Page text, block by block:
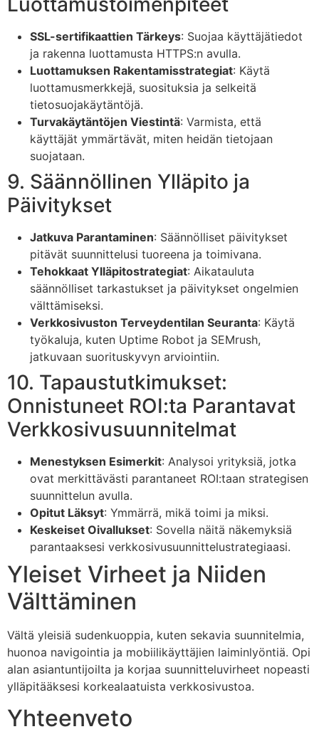
SSL-sertifikaattien Tärkeys: Suojaa käyttäjätiedot
ja rakenna luottamusta HTTPS:n avulla.
Luottamuksen Rakentamisstrategiat: Käytä
luottamusmerkkejä, suosituksia ja selkeitä
tietosuojakäytäntöjä.
Turvakäytäntöjen Viestintä: Varmista, että
käyttäjät ymmärtävät, miten heidän tietojaan
suojataan.
9. Säännöllinen Ylläpito ja
Päivitykset
Jatkuva Parantaminen: Säännölliset päivitykset
pitävät suunnittelusi tuoreena ja toimivana.
Tehokkaat Ylläpitostrategiat: Aikatauluta
säännölliset tarkastukset ja päivitykset ongelmien
välttämiseksi.
Verkkosivuston Terveydentilan Seuranta: Käytä
työkaluja, kuten Uptime Robot ja SEMrush,
jatkuvaan suorituskyvyn arviointiin.
10. Tapaustutkimukset:
Onnistuneet ROI:ta Parantavat
Verkkosivusuunnitelmat
Menestyksen Esimerkit: Analysoi yrityksiä, jotka
ovat merkittävästi parantaneet ROI:taan strategisen
suunnittelun avulla.
Opitut Läksyt: Ymmärrä, mikä toimi ja miksi.
Keskeiset Oivallukset: Sovella näitä näkemyksiä
parantaaksesi verkkosivusuunnittelustrategiaasi.
Yleiset Virheet ja Niiden
Välttäminen
Vältä yleisiä sudenkuoppia, kuten sekavia suunnitelmia,
huonoa navigointia ja mobiilikäyttäjien laiminlyöntiä. Opi
alan asiantuntijoilta ja korjaa suunnitteluvirheet nopeasti
ylläpitääksesi korkealaatuista verkkosivustoa.
Yhteenveto